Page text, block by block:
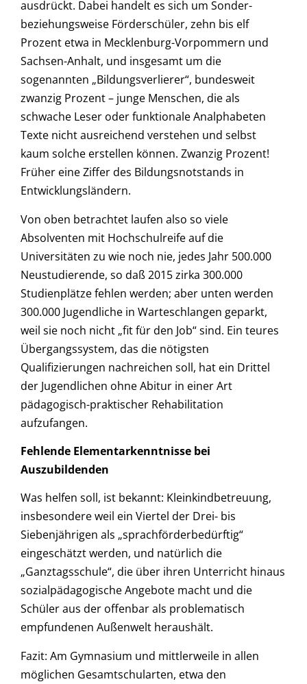
ausdrückt. Dabei handelt es sich um Sonder-
beziehungsweise Förderschüler, zehn bis elf
Prozent etwa in Mecklenburg-Vorpommern und
Sachsen-Anhalt, und insgesamt um die
sogenannten „Bildungsverlierer“, bundesweit
zwanzig Prozent – junge Menschen, die als
schwache Leser oder funktionale Analphabeten
Texte nicht ausreichend verstehen und selbst
kaum solche erstellen können. Zwanzig Prozent!
Früher eine Ziffer des Bildungsnotstands in
Entwicklungsländern.
Von oben betrachtet laufen also so viele
Absolventen mit Hochschulreife auf die
Universitäten zu wie noch nie, jedes Jahr 500.000
Neustudierende, so daß 2015 zirka 300.000
Studienplätze fehlen werden; aber unten werden
300.000 Jugendliche in Warteschlangen geparkt,
weil sie noch nicht „fit für den Job“ sind. Ein teures
Übergangssystem, das die nötigsten
Qualifizierungen nachreichen soll, hat ein Drittel
der Jugendlichen ohne Abitur in einer Art
pädagogisch-praktischer Rehabilitation
aufzufangen.
Fehlende Elementarkenntnisse bei
Auszubildenden
Was helfen soll, ist bekannt: Kleinkindbetreuung,
insbesondere weil ein Viertel der Drei- bis
Siebenjährigen als „sprachförderbedürftig“
eingeschätzt werden, und natürlich die
„Ganztagsschule“, die über ihren Unterricht hinaus
sozialpädagogische Angebote macht und die
Schüler aus der offenbar als problematisch
empfundenen Außenwelt heraushält.
Fazit: Am Gymnasium und mittlerweile in allen
möglichen Gesamtschularten, etwa den